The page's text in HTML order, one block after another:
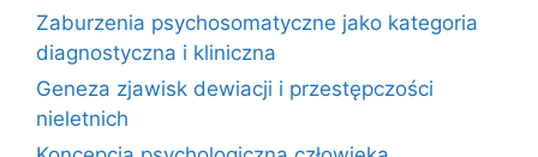
Zaburzenia psychosomatyczne jako kategoria
diagnostyczna i kliniczna
Geneza zjawisk dewiacji i przestępczości
nieletnich